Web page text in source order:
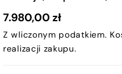
7.980,00 zł
Z wliczonym podatkiem.
realizacji zakupu.